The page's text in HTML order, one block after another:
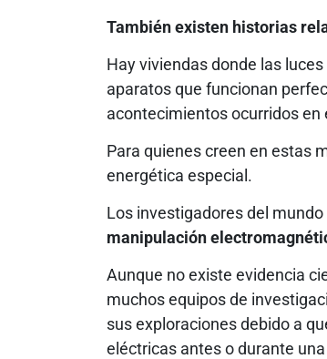
También existen historias
Hay viviendas donde las
aparatos que funcionan
acontecimientos ocurridos en
Para quienes creen en estas
energética especial.
Los investigadores del
manipulación
Aunque no existe evidencia
muchos equipos de
sus exploraciones debido a
eléctricas antes o durante